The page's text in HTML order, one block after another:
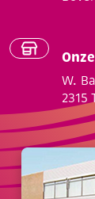
W.
2315